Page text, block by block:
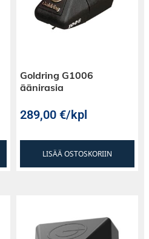
Goldring G1006
äänirasia
289,00€/kpl
LISÄÄ OSTOSKORIIN